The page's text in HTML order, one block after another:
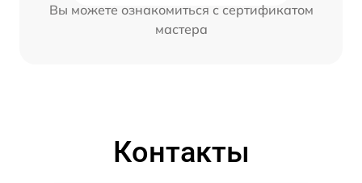
Вы можете ознакомиться с сертификатом
мастера
Контакты